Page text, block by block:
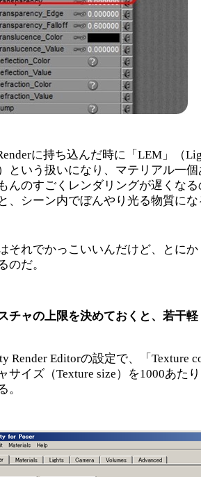
に持ち込んだ時に「LEM」（
という扱いになり、マテリアル一
んのすごくレンダリングが遅くな
、シーン内でぼんやり光る物質にな
それでかっこいいんだけど、とに
のだ。
チャの上限を決めておくと、若干
Render Editorの設定で、「Texture
サイズ（Texture size）を1000あた
。